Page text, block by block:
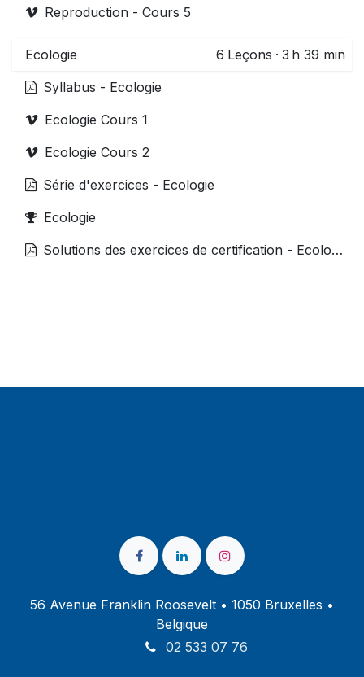
Reproduction - Cours 5
Ecologie 6 Leçons · 3 h 39 min
Syllabus - Ecologie
Ecologie Cours 1
Ecologie Cours 2
Série d'exercices - Ecologie
Ecologie
Solutions des exercices de certification - Ecologie
56 Avenue Franklin Roosevelt • 1050 Bruxelles •
Belgique
02 533 07 76